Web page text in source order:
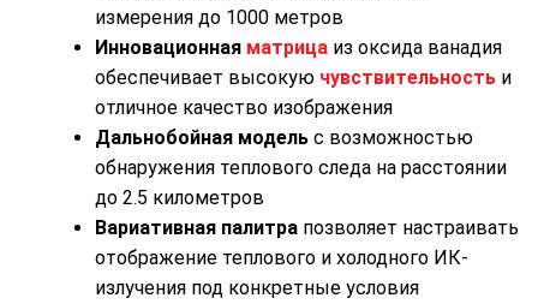
измерения до 1000 метров
Инновационная матрица из оксида ванадия
обеспечивает высокую чувствительность и
отличное качество изображения
Дальнобойная модель с возможностью
обнаружения теплового следа на расстоянии
до 2.5 километров
Вариативная палитра позволяет настраивать
отображение теплового и холодного ИК-
излучения под конкретные условия